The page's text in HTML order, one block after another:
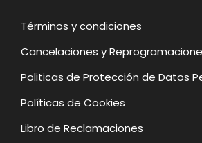
Términos y condiciones
Cancelaciones y
Politicas de Protección de Datos
Políticas de Cookies
Libro de Reclamaciones